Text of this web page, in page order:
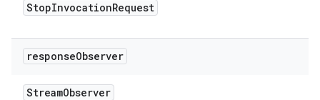
StopInvocationRequest
responseObserver
StreamObserver